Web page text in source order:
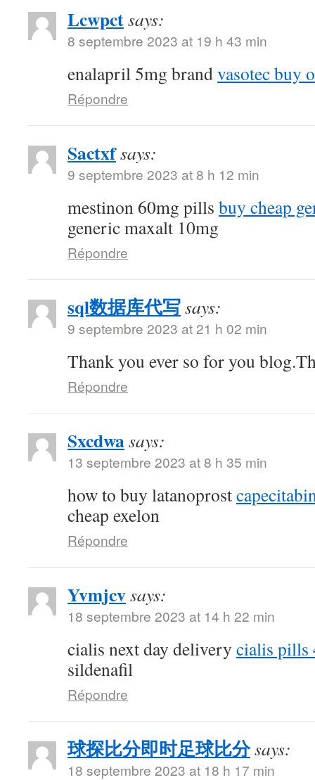
Lcwpctsays:
8 septembre 2023 at 19 h 43 min
enalapril 5mg brandvasotec buy
Répondre
Sactxfsays:
9 septembre 2023 at 8 h 12 min
mestinon 60mg pills buy cheap
generic maxalt 10mg
Répondre
sql数据库代写says:
9 septembre 2023 at 21 h 02 min
Thank you ever so for you
Répondre
Sxcdwasays:
13 septembre 2023 at 8 h 35 min
how to buy latanoprost
cheap exelon
Répondre
Yvmjcvsays:
18 septembre 2023 at 14 h 22 min
cialis next day delivery cialis pills
sildenafil
Répondre
球探比分即时足球比分says:
18 septembre 2023 at 18 h 17 min